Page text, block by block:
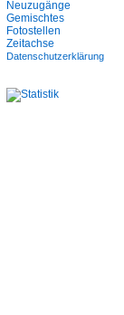
Neuzugänge
Gemischtes
Fotostellen
Zeitachse
Datenschutzerklärung